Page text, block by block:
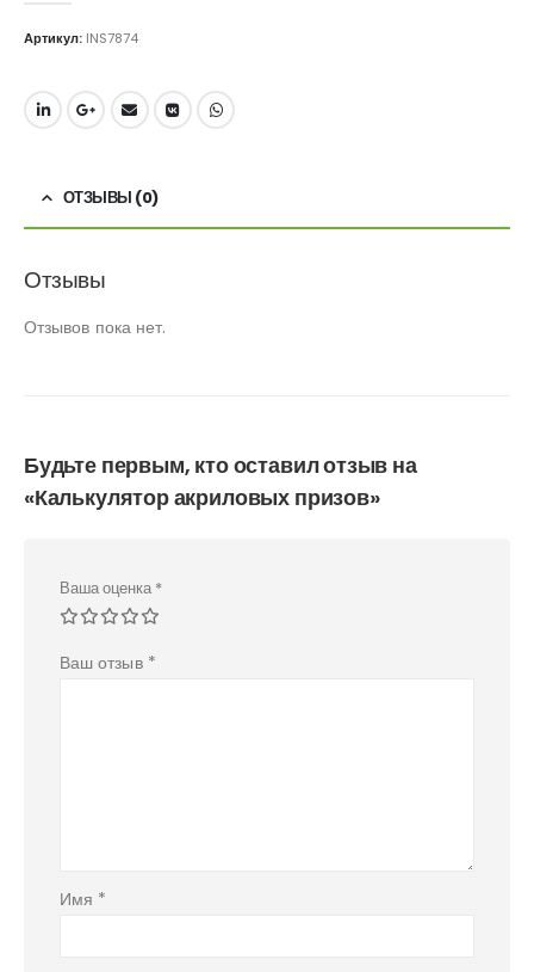
Артикул: INS7874
ОТЗЫВЫ (0)
Отзывы
Отзывов пока нет.
Будьте первым, кто оставил отзыв на
«Калькулятор акриловых призов»
Ваша оценка *
Ваш отзыв *
Имя *